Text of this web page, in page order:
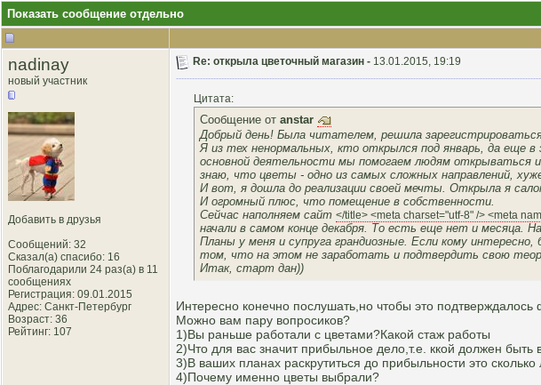
Показать сообщение отдельно
nadinay
новый участник
Добавить в друзья
Сообщений: 32
Сказал(а) спасибо: 16
Поблагодарили 24 раз(а) в 11
сообщениях
Регистрация: 09.01.2015
Адрес: Санкт-Петербург
Возраст: 36
Рейтинг: 107
Re: открыла цветочный магазин - 13.01.2015, 19:19
Цитата:
Сообщение от anstar
Добрый день! Была читателем, решила
Я из тех ненормальных, кто открылся под январь, да еще в
основной деятельности мы помогаем людям открываться
знаю, что цветы - одно из самых сложных направлений,
И вот, я дошла до реализации своей мечты. Открыла я
И огромный плюс, что помещение в собственности.
Сейчас наполняем сайт </title> <meta charset="utf-8" /> <meta
начали в самом конце декабря. То есть еще нет и месяца.
Планы у меня и супруга грандиозные. Если кому
том, что на этом не заработать и подтвердить свою
Итак, старт дан))
Интересно конечно послушать,но чтобы это подтверждалось
Можно вам пару вопросиков?
1)Вы раньше работали с цветами?Какой стаж работы
2)Что для вас значит прибыльное дело,т.е. ккой должен
3)В ваших планах раскрутиться до прибыльности это
4)Почему именно цветы выбрали?